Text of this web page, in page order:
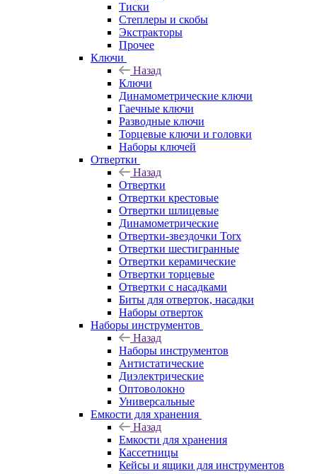
Тиски
Степлеры и скобы
Экстракторы
Прочее
Ключи
Назад
Ключи
Динамометрические ключи
Гаечные ключи
Разводные ключи
Торцевые ключи и головки
Наборы ключей
Отвертки
Назад
Отвертки
Отвертки крестовые
Отвертки шлицевые
Динамометрические
Отвертки-звездочки Torx
Отвертки шестигранные
Отвертки керамические
Отвертки торцевые
Отвертки с насадками
Биты для отверток, насадки
Наборы отверток
Наборы инструментов
Назад
Наборы инструментов
Антистатические
Диэлектрические
Оптоволокно
Универсальные
Емкости для хранения
Назад
Емкости для хранения
Кассетницы
Кейсы и ящики для инструментов